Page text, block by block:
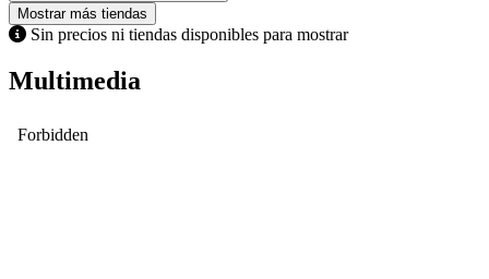
Mostrar más tiendas
Sin precios ni tiendas disponibles para mostrar
Multimedia